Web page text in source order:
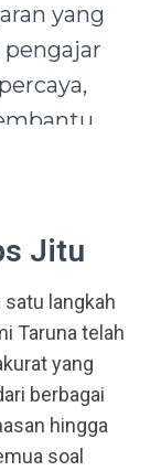
yang
Taruna,
terbaik
Jitu
satu langkah
Taruna telah
yang
berbagai
hingga
soal